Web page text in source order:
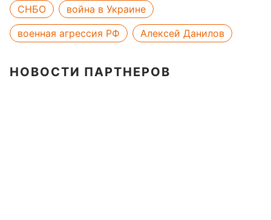
СНБО
война в Украине
военная агрессия РФ
Алексей Данилов
НОВОСТИ ПАРТНЕРОВ